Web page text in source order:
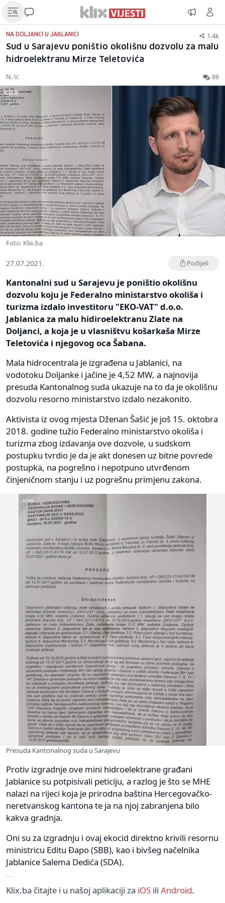
NA DOLJANCI U JABLANICI 1.4k
Sud u Sarajevu poništio okolišnu dozvolu za malu
hidroelektranu Mirze Teletovića
N. V. 86
Foto: Klix.ba
27.07.2021. Podijeli
Kantonalni sud u Sarajevu je poništio okolišnu
dozvolu koju je Federalno ministarstvo okoliša i
turizma izdalo investitoru "EKO-VAT" d.o.o.
Jablanica za malu hidiroelektranu Zlate na
Doljanci, a koja je u vlasništvu košarkaša Mirze
Teletovića i njegovog oca Šabana.
Mala hidrocentrala je izgrađena u Jablanici, na
vodotoku Doljanke i jačine je 4,52 MW, a najnovija
presuda Kantonalnog suda ukazuje na to da je okolišnu
dozvolu resorno ministarstvo izdalo nezakonito.
Aktivista iz ovog mjesta Dženan Šašić je još 15. oktobra
2018. godine tužio Federalno ministarstvo okoliša i
turizma zbog izdavanja ove dozvole, u sudskom
postupku tvrdio je da je akt donesen uz bitne povrede
postupka, na pogrešno i nepotpuno utvrđenom
činjeničnom stanju i uz pogrešnu primjenu zakona.
Presuda Kantonalnog suda u Sarajevu
Protiv izgradnje ove mini hidroelektrane građani
Jablanice su potpisivali peticiju, a razlog je što se MHE
nalazi na rijeci koja je prirodna baština Hercegovačko-
neretvanskog kantona te ja na njoj zabranjena bilo
kakva gradnja.
Oni su za izgradnju i ovaj ekocid direktno krivili resornu
ministricu Editu Đapo (SBB), kao i bivšeg načelnika
Jablanice Salema Dedića (SDA).
Klix.ba čitajte i u našoj aplikaciji za iOS ili Android.